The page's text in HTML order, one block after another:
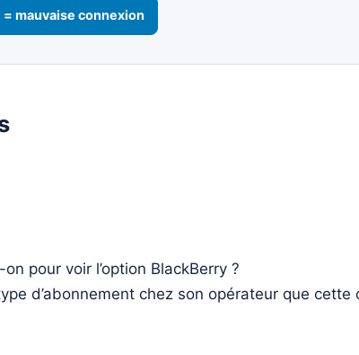
mauvaise connexion
pour voir l’option BlackBerry ?
d’abonnement chez son opérateur que cette